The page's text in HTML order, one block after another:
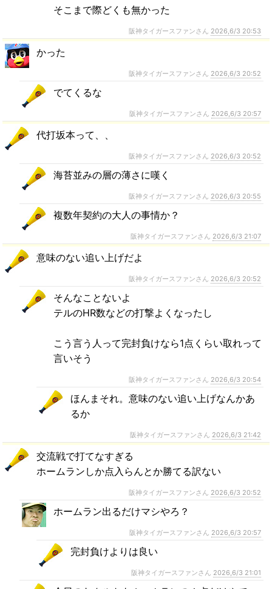
そこまで際どくも無かった
阪神タイガースファンさん 2026,6/3 20:53
かった
阪神タイガースファンさん 2026,6/3 20:52
でてくるな
阪神タイガースファンさん 2026,6/3 20:57
代打坂本って、、
阪神タイガースファンさん 2026,6/3 20:52
海苔並みの層の薄さに嘆く
阪神タイガースファンさん 2026,6/3 20:55
複数年契約の大人の事情か？
阪神タイガースファンさん 2026,6/3 21:07
意味のない追い上げだよ
阪神タイガースファンさん 2026,6/3 20:52
そんなことないよ
テルのHR数などの打撃よくなったし
こう言う人って完封負けなら1点くらい取れって
言いそう
阪神タイガースファンさん 2026,6/3 20:54
ほんまそれ。意味のない追い上げなんかあ
るか
阪神タイガースファンさん 2026,6/3 21:42
交流戦で打てなすぎる
ホームランしか点入らんとか勝てる訳ない
阪神タイガースファンさん 2026,6/3 20:52
ホームラン出るだけマシやろ？
阪神タイガースファンさん 2026,6/3 20:57
完封負けよりは良い
阪神タイガースファンさん 2026,6/3 21:01